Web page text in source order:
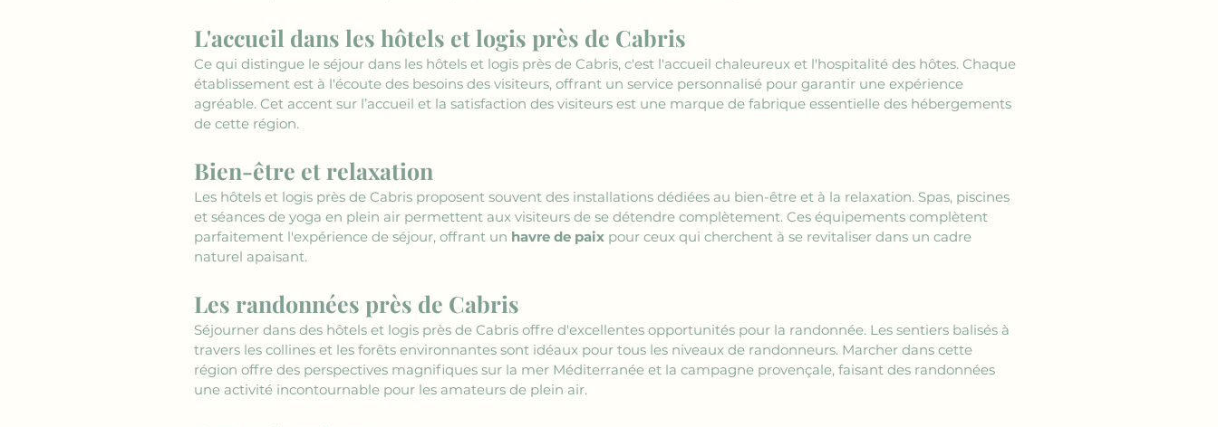
L'accueil dans les hôtels et logis près de Cabris
Ce qui distingue le séjour dans les hôtels et logis près de Cabris, c'est l'accueil chaleureux et l'hospitalité des hôtes. Chaque
établissement est à l'écoute des besoins des visiteurs, offrant un service personnalisé pour garantir une expérience
agréable. Cet accent sur l’accueil et la satisfaction des visiteurs est une marque de fabrique essentielle des hébergements
de cette région.
Bien-être et relaxation
Les hôtels et logis près de Cabris proposent souvent des installations dédiées au bien-être et à la relaxation. Spas, piscines
et séances de yoga en plein air permettent aux visiteurs de se détendre complètement. Ces équipements complètent
parfaitement l'expérience de séjour, offrant un havre de paix pour ceux qui cherchent à se revitaliser dans un cadre
naturel apaisant.
Les randonnées près de Cabris
Séjourner dans des hôtels et logis près de Cabris offre d'excellentes opportunités pour la randonnée. Les sentiers balisés à
travers les collines et les forêts environnantes sont idéaux pour tous les niveaux de randonneurs. Marcher dans cette
région offre des perspectives magnifiques sur la mer Méditerranée et la campagne provençale, faisant des randonnées
une activité incontournable pour les amateurs de plein air.